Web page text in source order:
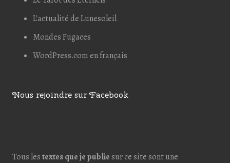
L'actualité de Lunesoleil
Mondes Fugaces
WordPress.com en français
Nous rejoindre sur Facebook
Tous lestextes que je publiesur ce site sont une